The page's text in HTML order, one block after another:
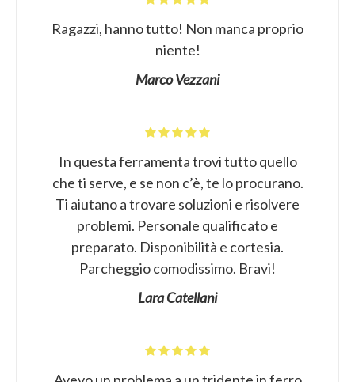
Ragazzi, hanno tutto! Non manca proprio
niente!
Marco Vezzani
In questa ferramenta trovi tutto quello
che ti serve, e se non c’è, te lo procurano.
Ti aiutano a trovare soluzioni e risolvere
problemi. Personale qualificato e
preparato. Disponibilità e cortesia.
Parcheggio comodissimo. Bravi!
Lara Catellani